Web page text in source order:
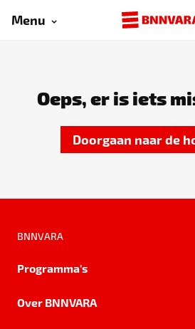
Menu
Oeps, er is iets
Doorgaan naar de
BNNVARA
Programma's
Over BNNVARA